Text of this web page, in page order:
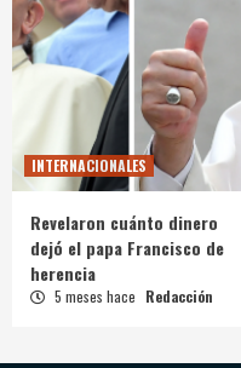
INTERNACIONALES
Revelaron cuánto dinero
dejó el papa Francisco de
herencia
5 meses hace Redacción